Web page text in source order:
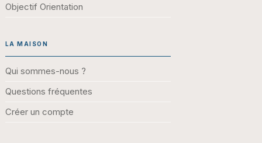
Objectif Orientation
LA MAISON
Qui sommes-nous ?
Questions fréquentes
Créer un compte